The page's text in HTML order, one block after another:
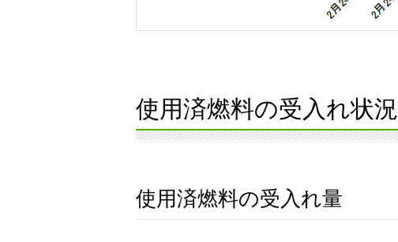
使用済燃料の受入れ状況
使用済燃料の受入れ量